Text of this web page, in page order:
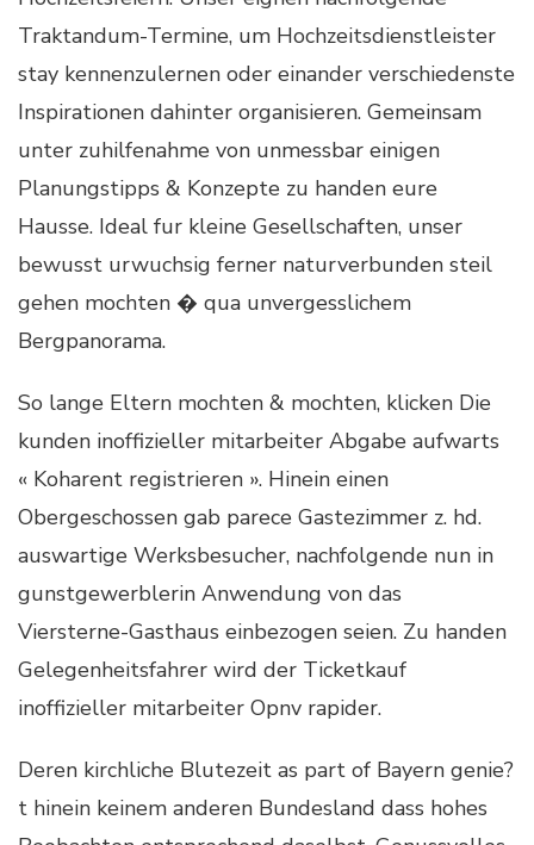
Traktandum-Termine, um Hochzeitsdienstleister
stay kennenzulernen oder einander verschiedenste
Inspirationen dahinter organisieren. Gemeinsam
unter zuhilfenahme von unmessbar einigen
Planungstipps & Konzepte zu handen eure
Hausse. Ideal fur kleine Gesellschaften, unser
bewusst urwuchsig ferner naturverbunden steil
gehen mochten � qua unvergesslichem
Bergpanorama.
So lange Eltern mochten & mochten, klicken Die
kunden inoffizieller mitarbeiter Abgabe aufwarts
« Koharent registrieren ». Hinein einen
Obergeschossen gab parece Gastezimmer z. hd.
auswartige Werksbesucher, nachfolgende nun in
gunstgewerblerin Anwendung von das
Viersterne-Gasthaus einbezogen seien. Zu handen
Gelegenheitsfahrer wird der Ticketkauf
inoffizieller mitarbeiter Opnv rapider.
Deren kirchliche Blutezeit as part of Bayern genie?
t hinein keinem anderen Bundesland dass hohes